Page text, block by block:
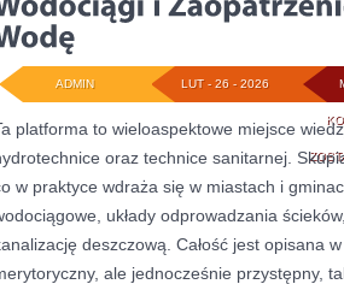
LUT - 26 - 2026
ADMIN
platforma to wieloaspektowe miejsce
oraz technice sanitarnej.
w praktyce wdraża się w miastach i
układy odprowadzania
deszczową. Całość jest opisana
ale jednocześnie przystępny,